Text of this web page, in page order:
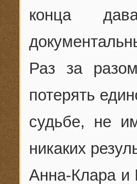
конца
Раз за
потерять
судьбе, не
никаких
Анна-Клара и